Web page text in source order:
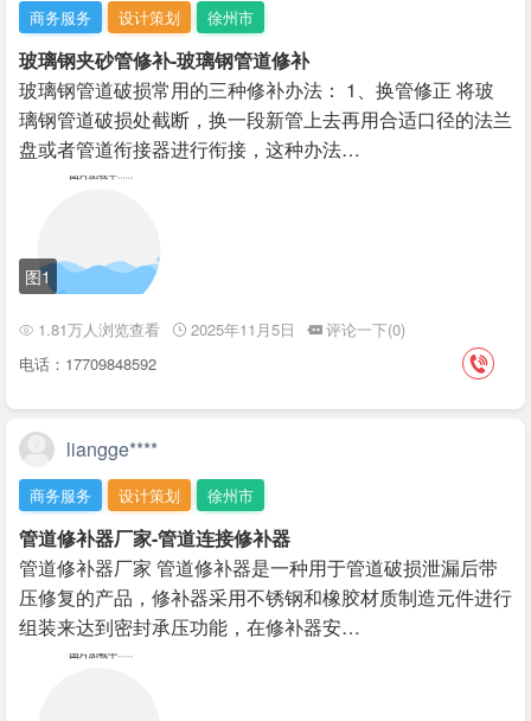
商务服务 设计策划 徐州市
玻璃钢夹砂管修补-玻璃钢管道修补
玻璃钢管道破损常用的三种修补办法： 1、换管修正 将玻
璃钢管道破损处截断，换一段新管上去再用合适口径的法兰
盘或者管道衔接器进行衔接，这种办法…
图1
1.81万人浏览查看 2025年11月5日
评论一下(0)
电话：17709848592
liangge****
商务服务 设计策划 徐州市
管道修补器厂家-管道连接修补器
管道修补器厂家 管道修补器是一种用于管道破损泄漏后带
压修复的产品，修补器采用不锈钢和橡胶材质制造元件进行
组装来达到密封承压功能，在修补器安…